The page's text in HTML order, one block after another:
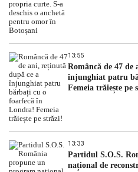
13:55
Româncă de 47
înjunghiat patru
Femeia trăiește pe
13:33
Partidul S.O.S.
național de